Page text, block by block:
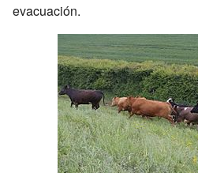
evacuación.